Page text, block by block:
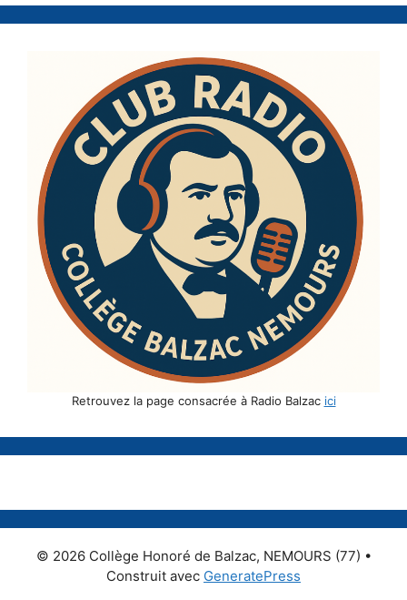
Retrouvez la page consacrée à Radio Balzac ici
© 2026 Collège Honoré de Balzac, NEMOURS (77) •
Construit avec GeneratePress